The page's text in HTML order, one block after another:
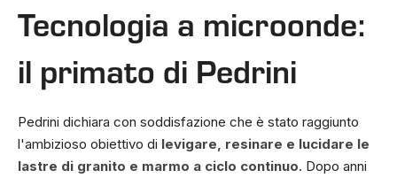
Tecnologia a microonde:
il primato di Pedrini
Pedrini dichiara con soddisfazione che è stato raggiunto
l'ambizioso obiettivo di levigare, resinare e lucidare le
lastre di granito e marmo a ciclo continuo. Dopo anni